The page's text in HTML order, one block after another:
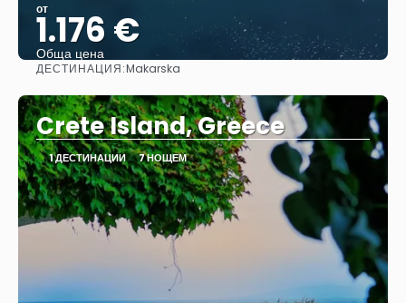
от
1.176 €
Обща цена
ДЕСТИНАЦИЯ:Makarska
Crete Island, Greece
1 ДЕСТИНАЦИИ 7 НОЩЕМ